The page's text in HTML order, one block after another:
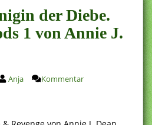
der Diebe.
1 von Annie J.
Anja
Kommentar